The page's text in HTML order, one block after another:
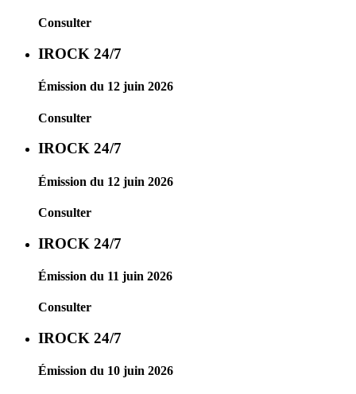
Consulter
IROCK 24/7
Émission du 12 juin 2026
Consulter
IROCK 24/7
Émission du 12 juin 2026
Consulter
IROCK 24/7
Émission du 11 juin 2026
Consulter
IROCK 24/7
Émission du 10 juin 2026